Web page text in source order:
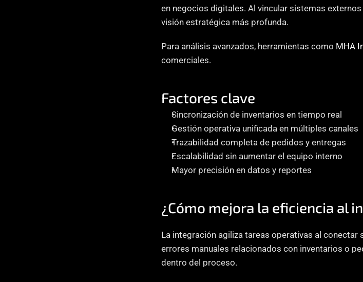
en negocios digitales. Al vincular sistemas
visión estratégica más profunda.
Para análisis avanzados, herramientas como MHA
comerciales.
Factores clave
Sincronización de inventarios en tiempo real
Gestión operativa unificada en múltiples canales
Trazabilidad completa de pedidos y entregas
Escalabilidad sin aumentar el equipo interno
Mayor precisión en datos y reportes
¿Cómo mejora la eficiencia al
La integración agiliza tareas operativas al
errores manuales relacionados con inventarios o
dentro del proceso.